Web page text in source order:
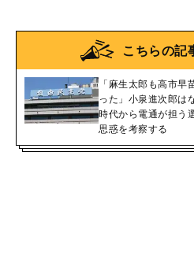
こちらの記
「麻生太郎も高市
った」小泉進次郎は
時代から電通が担う
思惑を考察する